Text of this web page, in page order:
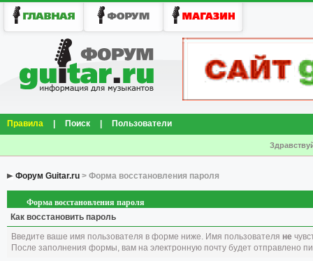
Правила Поиск Пользователи
Форум Guitar.ru > Форма восстановления пароля
Форма восстановления пароля
Как восстановить пароль
Введите ваше имя пользователя в форме ниже. Имя пользователя не
После заполнения формы, вам на электронную почту будет отправлено